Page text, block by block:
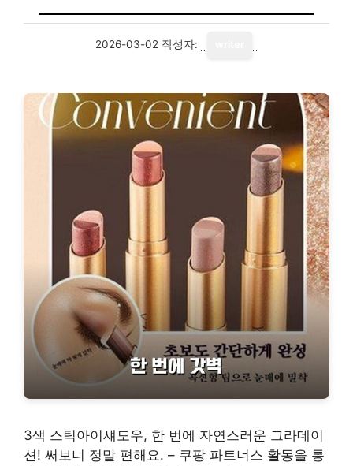
2026-03-02 작성자:
3색 스틱아이섀도우, 한 번에 자연스러운 그라데이
션! 써보니 정말 편해요. – 쿠팡 파트너스 활동을 통